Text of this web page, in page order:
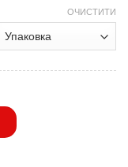
ОЧИСТИТИ
не прес B-152